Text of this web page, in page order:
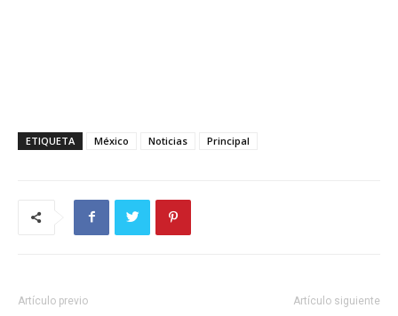
ETIQUETA México Noticias Principal
Artículo previo Artículo siguiente